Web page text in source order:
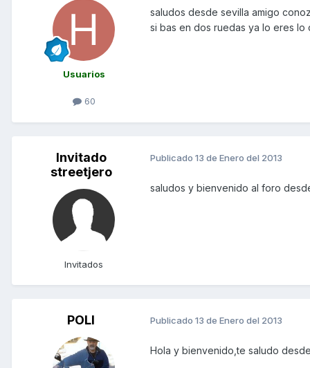
Usuarios
60
saludos desde sevilla amigo
si bas en dos ruedas ya lo eres
Invitado
streetjero
Invitados
Publicado 13 de Enero del 2013
saludos y bienvenido al foro
POLI Publicado 13 de Enero del 2013
Hola y bienvenido,te saludo